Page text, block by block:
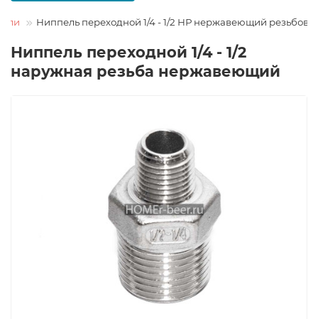
Ниппель переходной 1/4 - 1/2 НР нержавеющий
Ниппель переходной 1/4 - 1/2
наружная резьба нержавеющий